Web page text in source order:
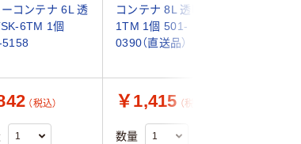
コンテナ 6L 透
6TM 1個
コンテナ 8L 透明 F-
1TM 1個 501-
0390（直送品）
（税込） ￥1,415 （税込）
数量